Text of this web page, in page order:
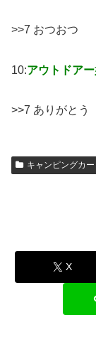
>>7 おつおつ
10:アウトドアー
>>7 ありがとう
キャンピングカ
X